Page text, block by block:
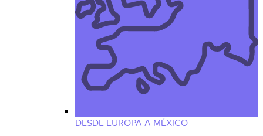
DESDE EUROPA A MÉXICO